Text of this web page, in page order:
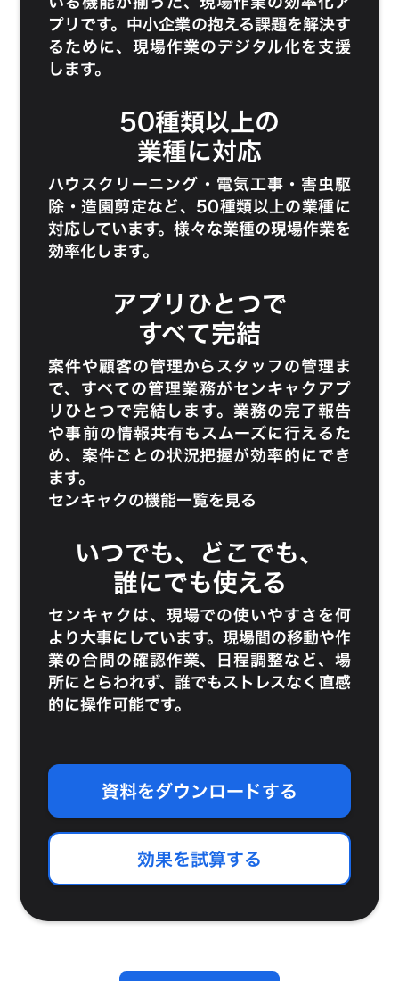
プリです。中小企業の抱える課題を解決す
るために、現場作業のデジタル化を支援
します。
50種類以上の
業種に対応
ハウスクリーニング ・ 電気工事 ・ 害虫駆
除 ・造園剪定など、50種類以上の業種に
対応しています。様々な業種の現場作業を
効率化します。
アプリひとつで
すべて完結
案件や顧客の管理からスタッフの管理ま
で、すべての管理業務がセンキャクアプ
リひとつで完結します。業務の完了報告
や事前の情報共有もスムーズに行えるた
め、案件ごとの状況把握が効率的にでき
ます。
センキャクの機能一覧を見る
いつでも、どこでも、
誰にでも使える
センキャクは、現場での使いやすさを何
より大事にしています。現場間の移動や作
業の合間の確認作業、日程調整など、場
所にとらわれず、誰でもストレスなく直感
的に操作可能です。
資料をダウンロードする
効果を試算する